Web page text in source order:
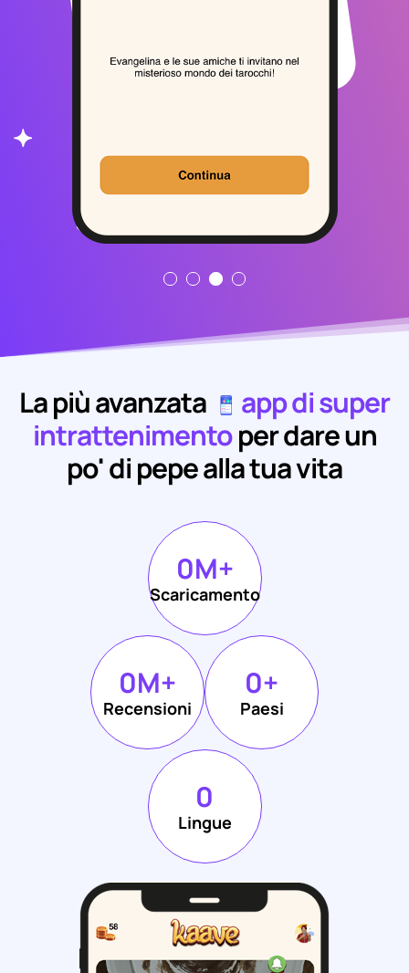
La più avanzata
app di super
intrattenimentoper dare un
po' di pepe alla tua vita
0M+
Scaricamento
0M+
Recensioni
0+
Paesi
0
Lingue